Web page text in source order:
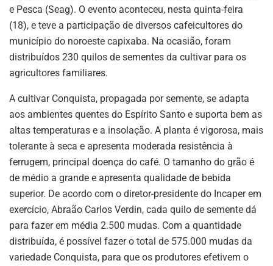
e Pesca (Seag). O evento aconteceu, nesta quinta-feira
(18), e teve a participação de diversos cafeicultores do
município do noroeste capixaba. Na ocasião, foram
distribuídos 230 quilos de sementes da cultivar para os
agricultores familiares.
A cultivar Conquista, propagada por semente, se adapta
aos ambientes quentes do Espírito Santo e suporta bem as
altas temperaturas e a insolação. A planta é vigorosa, mais
tolerante à seca e apresenta moderada resistência à
ferrugem, principal doença do café. O tamanho do grão é
de médio a grande e apresenta qualidade de bebida
superior. De acordo com o diretor-presidente do Incaper em
exercício, Abraão Carlos Verdin, cada quilo de semente dá
para fazer em média 2.500 mudas. Com a quantidade
distribuída, é possível fazer o total de 575.000 mudas da
variedade Conquista, para que os produtores efetivem o